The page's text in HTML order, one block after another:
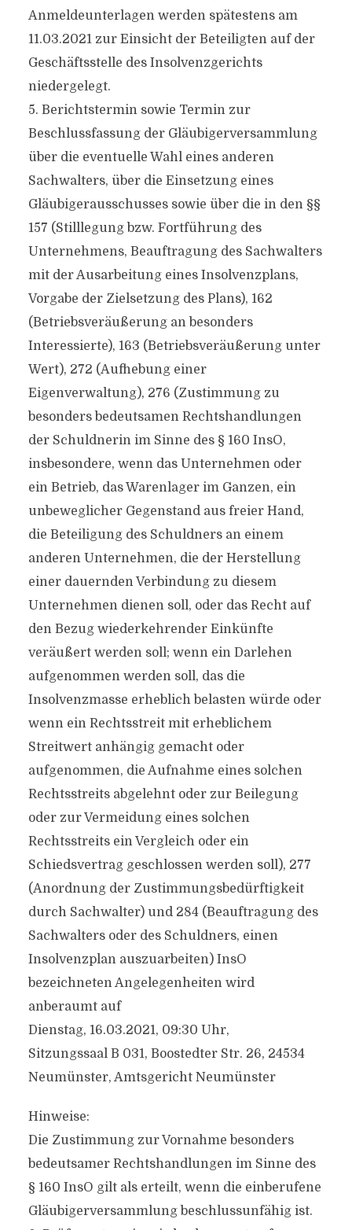
Anmeldeunterlagen werden spätestens am
11.03.2021 zur Einsicht der Beteiligten auf der
Geschäftsstelle des Insolvenzgerichts
niedergelegt.
5. Berichtstermin sowie Termin zur
Beschlussfassung der Gläubigerversammlung
über die eventuelle Wahl eines anderen
Sachwalters, über die Einsetzung eines
Gläubigerausschusses sowie über die in den §§
157 (Stilllegung bzw. Fortführung des
Unternehmens, Beauftragung des Sachwalters
mit der Ausarbeitung eines Insolvenzplans,
Vorgabe der Zielsetzung des Plans), 162
(Betriebsveräußerung an besonders
Interessierte), 163 (Betriebsveräußerung unter
Wert), 272 (Aufhebung einer
Eigenverwaltung), 276 (Zustimmung zu
besonders bedeutsamen Rechtshandlungen
der Schuldnerin im Sinne des § 160 InsO,
insbesondere, wenn das Unternehmen oder
ein Betrieb, das Warenlager im Ganzen, ein
unbeweglicher Gegenstand aus freier Hand,
die Beteiligung des Schuldners an einem
anderen Unternehmen, die der Herstellung
einer dauernden Verbindung zu diesem
Unternehmen dienen soll, oder das Recht auf
den Bezug wiederkehrender Einkünfte
veräußert werden soll; wenn ein Darlehen
aufgenommen werden soll, das die
Insolvenzmasse erheblich belasten würde oder
wenn ein Rechtsstreit mit erheblichem
Streitwert anhängig gemacht oder
aufgenommen, die Aufnahme eines solchen
Rechtsstreits abgelehnt oder zur Beilegung
oder zur Vermeidung eines solchen
Rechtsstreits ein Vergleich oder ein
Schiedsvertrag geschlossen werden soll), 277
(Anordnung der Zustimmungsbedürftigkeit
durch Sachwalter) und 284 (Beauftragung des
Sachwalters oder des Schuldners, einen
Insolvenzplan auszuarbeiten) InsO
bezeichneten Angelegenheiten wird
anberaumt auf
Dienstag, 16.03.2021, 09:30 Uhr,
Sitzungssaal B 031, Boostedter Str. 26, 24534
Neumünster, Amtsgericht Neumünster
Hinweise:
Die Zustimmung zur Vornahme besonders
bedeutsamer Rechtshandlungen im Sinne des
§ 160 InsO gilt als erteilt, wenn die einberufene
Gläubigerversammlung beschlussunfähig ist.